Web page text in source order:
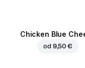
Chicken Blue
od 9,50 €